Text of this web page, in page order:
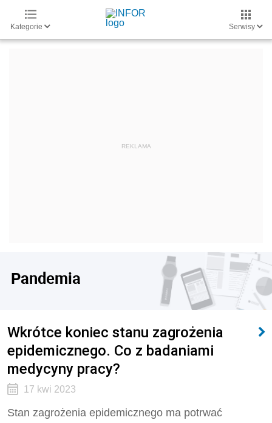
Kategorie Serwisy
Pandemia
Wkrótce koniec stanu zagrożenia
epidemicznego. Co z badaniami
medycyny pracy?
17 kwi 2023
Stan zagrożenia epidemicznego ma potrwać